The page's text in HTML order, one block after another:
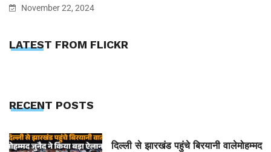
November 22, 2024
LATEST FROM FLICKR
RECENT POSTS
दिल्ली से झारखंड पहुंचे बिरयानी वालेमोहम्मद